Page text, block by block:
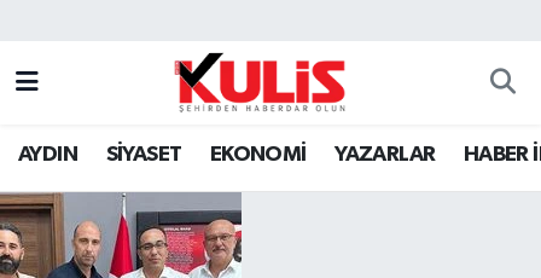
AYDIN SİYASET EKONOMİ YAZARLAR HABER